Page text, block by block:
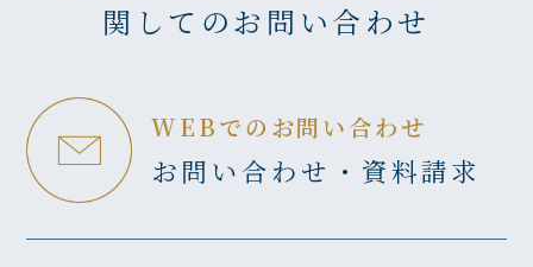
関してのお問い合わせ
WEBでのお問い合わせ
お問い合わせ・資料請求